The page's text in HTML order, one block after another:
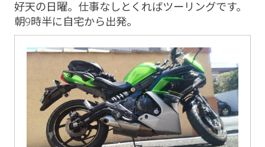
好天の日曜。仕事なしとくればツーリングです。
朝9時半に自宅から出発。